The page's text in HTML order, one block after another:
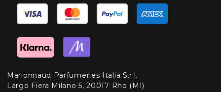
Marionnaud Parfumeries Italia S.r.l.
Largo Fiera Milano 5, 20017 Rho (MI)